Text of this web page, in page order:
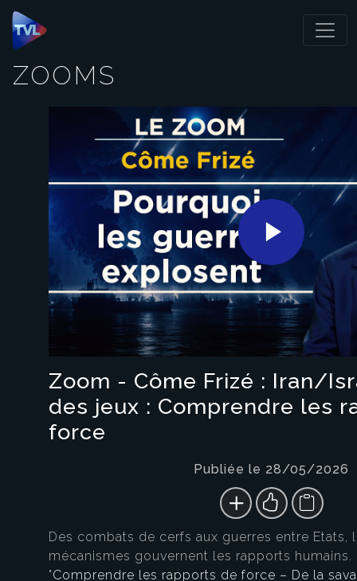
Panneau de gestion des cookies
ZOOMS
Play
Video
Zoom - Côme Frizé : Iran/
des jeux : Comprendre les
force
Publiée le 28/05/2026
Des combats de cerfs aux guerres entre Etats,
mécanismes gouvernent les rapports humains.
"Comprendre les rapports de force – De la